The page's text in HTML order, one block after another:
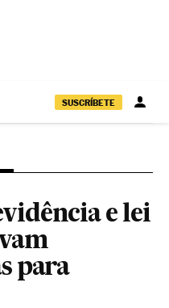
SUSCRÍBETE
e lei
para